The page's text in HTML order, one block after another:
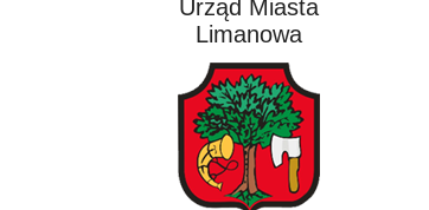
Urząd Miasta
Limanowa